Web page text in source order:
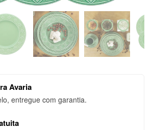
Avaria
entregue com garantia.